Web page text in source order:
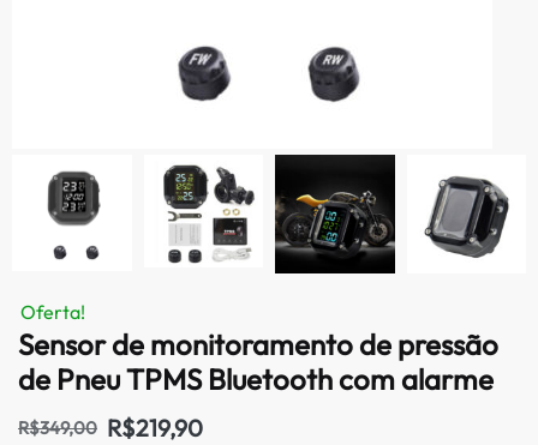
Oferta!
Sensor de monitoramento de pressão
de Pneu TPMS Bluetooth com alarme
R$349,00 R$219,90